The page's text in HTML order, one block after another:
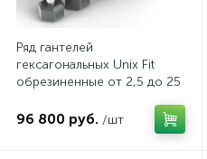
Ряд гантелей
гексагональных Unix Fit
обрезиненные от 2,5 до 25
96 800 руб. /шт